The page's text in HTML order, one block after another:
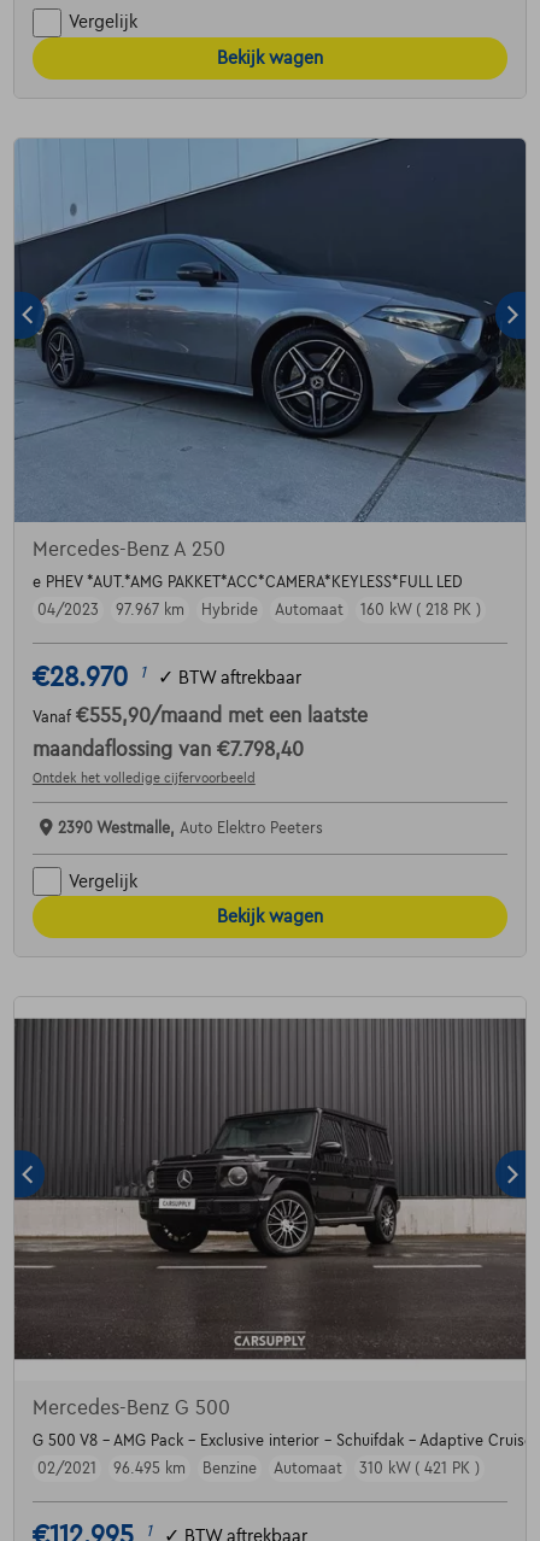
Vergelijk
Bekijk wagen
Mercedes-Benz A 250
e PHEV *AUT.*AMG PAKKET*ACC*CAMERA*KEYLESS*FULL LED
04/2023
97.967 km Hybride Automaat 160 kW ( 218 PK )
€28.970 1 ✓ BTW aftrekbaar
Vanaf €555,90/maand met een laatste
maandaflossing van €7.798,40
Ontdek het volledige cijfervoorbeeld
2390 Westmalle, Auto Elektro Peeters
Vergelijk
Bekijk wagen
Mercedes-Benz G 500
G 500 V8 - AMG Pack - Exclusive interior - Schuifdak - Adaptive
02/2021
96.495 km Benzine Automaat 310 kW ( 421 PK )
1 ✓ BTW aftrekbaar